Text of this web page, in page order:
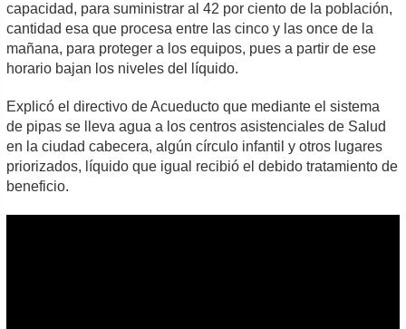
capacidad, para suministrar al 42 por ciento de la población,
cantidad esa que procesa entre las cinco y las once de la
mañana, para proteger a los equipos, pues a partir de ese
horario bajan los niveles del líquido.
Explicó el directivo de Acueducto que mediante el sistema
de pipas se lleva agua a los centros asistenciales de Salud
en la ciudad cabecera, algún círculo infantil y otros lugares
priorizados, líquido que igual recibió el debido tratamiento de
beneficio.